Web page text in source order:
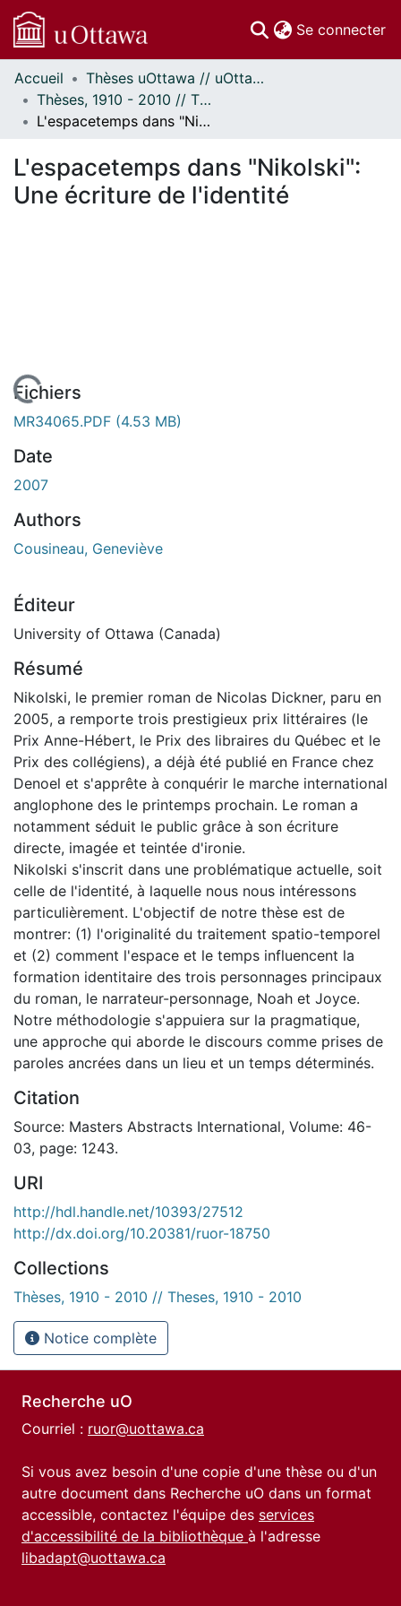
Se connecter
Communautés
et collections
Parcourir
À propos
Accueil
Thèses uOttawa // uOttawa Theses
Thèses, 1910 - 2010 // Theses, 1910 - 2010
L'espacetemps dans "Nikolski": Une écriture de l'identité
L'espacetemps dans "Nikolski":
Une écriture de l'identité
En cours de chargement...
Fichiers
MR34065.PDF (4.53 MB)
Date
2007
Authors
Cousineau, Geneviève
Éditeur
University of Ottawa (Canada)
Résumé
Nikolski, le premier roman de Nicolas Dickner, paru en
2005, a remporte trois prestigieux prix littéraires (le
Prix Anne-Hébert, le Prix des libraires du Québec et le
Prix des collégiens), a déjà été publié en France chez
Denoel et s'apprête à conquérir le marche international
anglophone des le printemps prochain. Le roman a
notamment séduit le public grâce à son écriture
directe, imagée et teintée d'ironie.
Nikolski s'inscrit dans une problématique actuelle, soit
celle de l'identité, à laquelle nous nous intéressons
particulièrement. L'objectif de notre thèse est de
montrer: (1) l'originalité du traitement spatio-temporel
et (2) comment l'espace et le temps influencent la
formation identitaire des trois personnages principaux
du roman, le narrateur-personnage, Noah et Joyce.
Notre méthodologie s'appuiera sur la pragmatique,
une approche qui aborde le discours comme prises de
paroles ancrées dans un lieu et un temps déterminés.
Citation
Source: Masters Abstracts International, Volume: 46-
03, page: 1243.
URI
http://hdl.handle.net/10393/27512
http://dx.doi.org/10.20381/ruor-18750
Collections
Thèses, 1910 - 2010 // Theses, 1910 - 2010
Notice complète
Recherche uO
Courriel : ruor@uottawa.ca
Si vous avez besoin d'une copie d'une thèse ou d'un
autre document dans Recherche uO dans un format
accessible, contactez l'équipe des services
d'accessibilité de la bibliothèque à l'adresse
libadapt@uottawa.ca